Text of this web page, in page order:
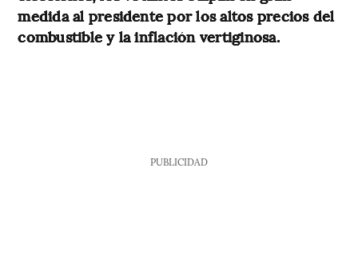
medida al presidente por los altos precios del
combustible y la inflación vertiginosa.
PUBLICIDAD